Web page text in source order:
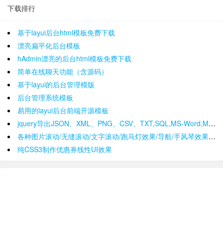
下载排行
基于layui后台html模板免费下载
漂亮扁平化后台模板
hAdmin漂亮的后台html模板免费下载
简单在线聊天功能（含源码）
基于layui的后台管理模版
后台管理系统模板
易用的layui后台前端开源模板
jquery导出JSON、XML、PNG、CSV、TXT,SQL,MS-Word,Ms-Excel Ms-Powerpoint、PDF插件
各种图片滚动/无缝滚动/文字滚动/跑马灯效果/导航/手风琴效果/轮播
纯CSS3制作优惠券线性UI效果